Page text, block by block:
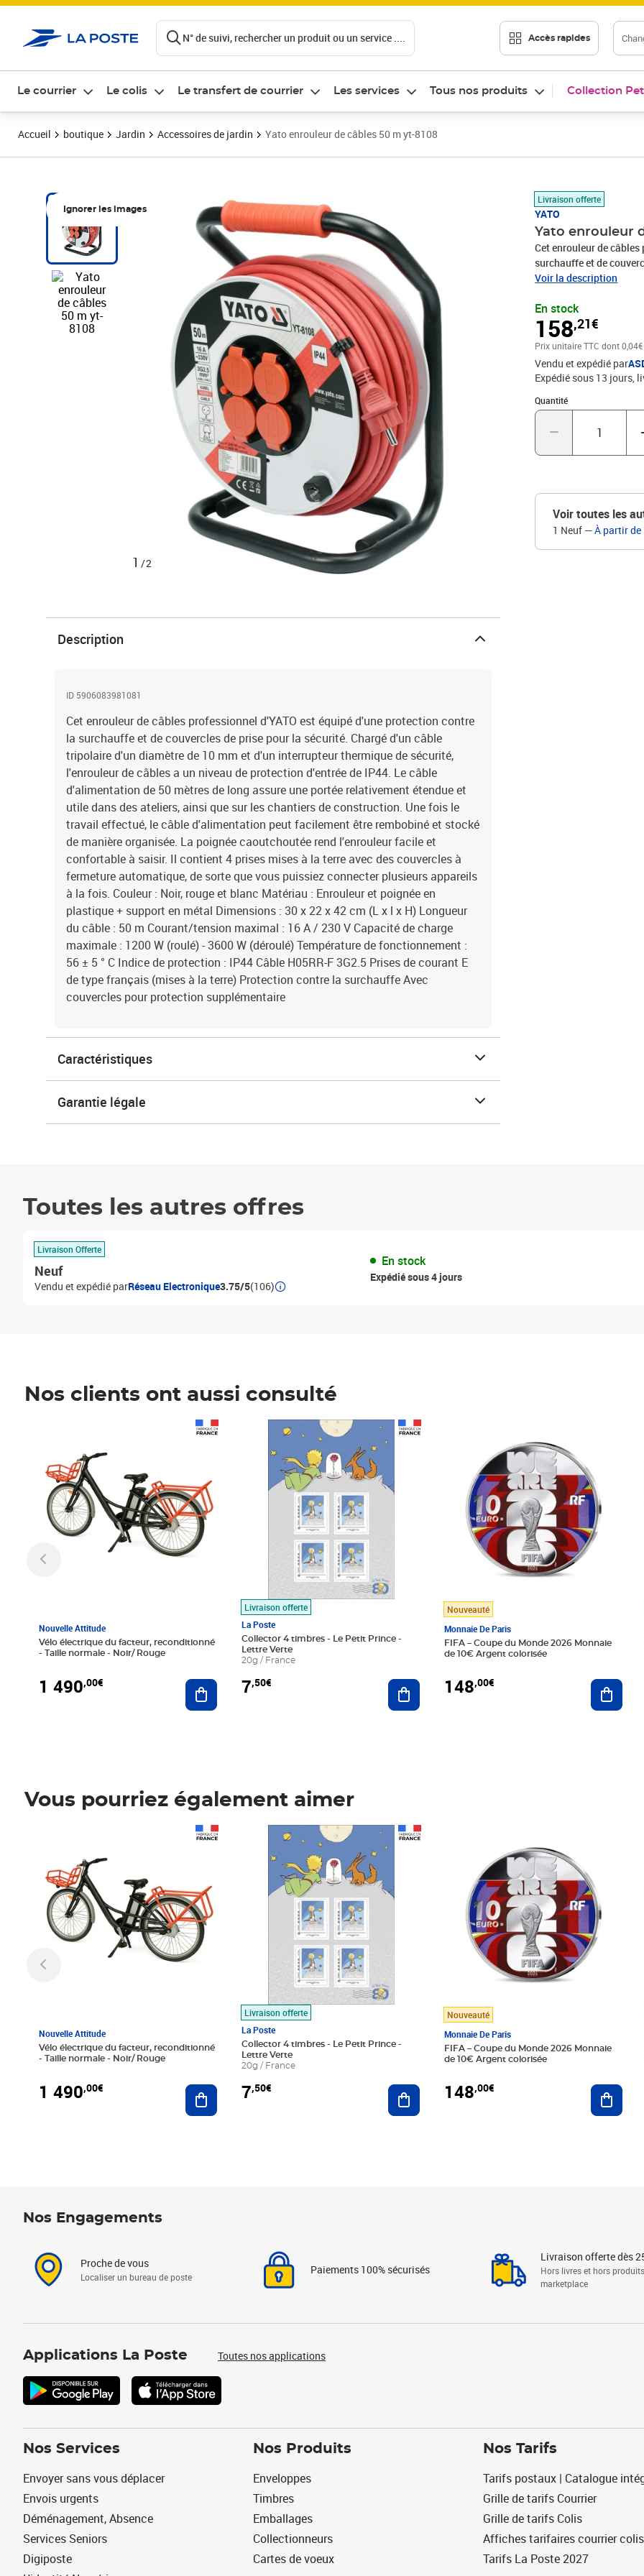
N° de suivi, rechercher un produit ou un service .... Accès rapides
Le courrier Le colis Le transfert de courrier Les services Tous nos produits Collection
Accueil boutique Jardin Accessoires de jardin Yato enrouleur de câbles 50 m yt-8108
Ignorer les images
1 /2
Livraison offerte
YATO
Yato enrouleur
Cet enrouleur de
surchauffe et de
diamètre de 10 mm et
assure une portée
chantiers de
facilement être
rend l'enrouleur facile
des couvercles à
plusieurs appareils à la
poignée en plastique +
Longueur du câble : 50
maximale : 1200 W
° C Indice de
français (mises à la
Voir la description
En stock
158,21€
Prix 158,21€
Prix unitaire TTCdont
Vendu et expédié par
Expédié sous 13 jours
Quantité
Quantité : 1
Voir toutes les
1 Neuf —À partir de
Description
ID 5906083981081
Cet enrouleur de câbles professionnel d'YATO est équipé d'une protection contre
la surchauffe et de couvercles de prise pour la sécurité. Chargé d'un câble
tripolaire d'un diamètre de 10 mm et d'un interrupteur thermique de sécurité,
l'enrouleur de câbles a un niveau de protection d'entrée de IP44. Le câble
d'alimentation de 50 mètres de long assure une portée relativement étendue et
utile dans des ateliers, ainsi que sur les chantiers de construction. Une fois le
travail effectué, le câble d'alimentation peut facilement être rembobiné et stocké
de manière organisée. La poignée caoutchoutée rend l'enrouleur facile et
confortable à saisir. Il contient 4 prises mises à la terre avec des couvercles à
fermeture automatique, de sorte que vous puissiez connecter plusieurs appareils
à la fois. Couleur : Noir, rouge et blanc Matériau : Enrouleur et poignée en
plastique + support en métal Dimensions : 30 x 22 x 42 cm (L x l x H) Longueur
du câble : 50 m Courant/tension maximal : 16 A / 230 V Capacité de charge
maximale : 1200 W (roulé) - 3600 W (déroulé) Température de fonctionnement :
56 ± 5 ° C Indice de protection : IP44 Câble H05RR-F 3G2.5 Prises de courant E
de type français (mises à la terre) Protection contre la surchauffe Avec
couvercles pour protection supplémentaire
Caractéristiques
Garantie légale
Toutes les autres offres
Livraison Offerte
Neuf
Vendu et expédié parRéseau Electronique3.75/5(106)
En stock
Expédié sous 4 jours
Nos clients ont aussi consulté
Nouvelle Attitude
Vélo électrique du facteur, reconditionné
- Taille normale - Noir/ Rouge
1 490,00€ Ajouter au panier
Livraison offerte
La Poste
Collector 4 timbres - Le Petit Prince -
Lettre Verte
20g / France
7,50€
Prix 7,50€
Ajouter au panier
Nouveauté
Monnaie De Paris
FIFA – Coupe du Monde 2026 Monnaie
de 10€ Argent colorisée
148,00€
Vous pourriez également aimer
Nouvelle Attitude
Vélo électrique du facteur, reconditionné
- Taille normale - Noir/ Rouge
1 490,00€ Ajouter au panier
Livraison offerte
La Poste
Collector 4 timbres - Le Petit Prince -
Lettre Verte
20g / France
7,50€
Prix 7,50€
Ajouter au panier
Nouveauté
Monnaie De Paris
FIFA – Coupe du Monde 2026 Monnaie
de 10€ Argent colorisée
148,00€
Nos Engagements
Proche de vous
Localiser un bureau de poste
Paiements 100% sécurisés
Livraison offerte dès
Hors livres et hors produits
marketplace
Applications La Poste Toutes nos applications
Nos Services
Envoyer sans vous déplacer
Envois urgents
Déménagement, Absence
Services Seniors
Digiposte
Nos Produits
Enveloppes
Timbres
Emballages
Collectionneurs
Cartes de voeux
Nos Tarifs
Tarifs postaux | Catalogue
Grille de tarifs Courrier
Grille de tarifs Colis
Affiches tarifaires courrier colis
Tarifs La Poste 2027